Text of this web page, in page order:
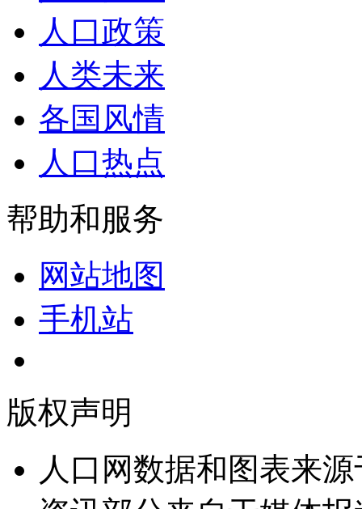
人口政策
人类未来
各国风情
人口热点
帮助和服务
网站地图
手机站
版权声明
人口网数据和图表来